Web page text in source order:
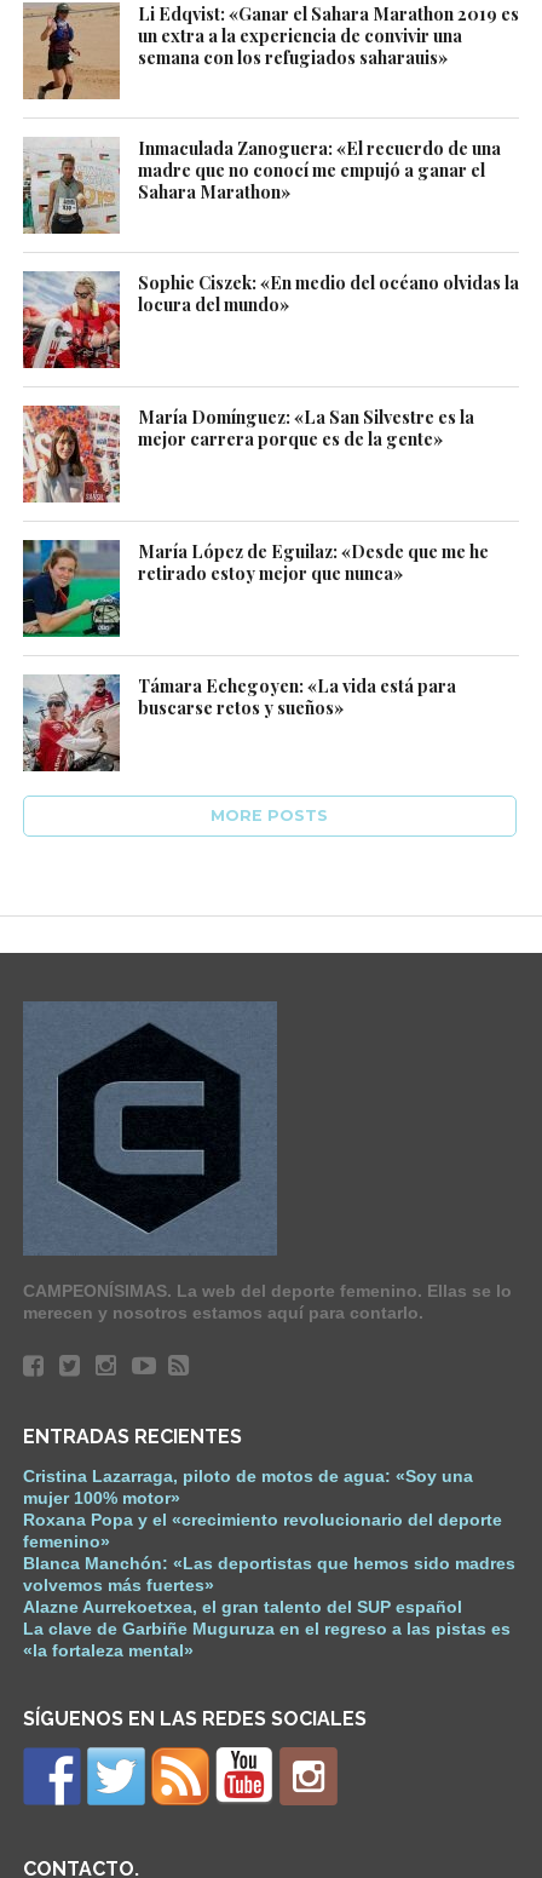
Li Edqvist: «Ganar el Sahara Marathon 2019 es
un extra a la experiencia de convivir una
semana con los refugiados saharauis»
Inmaculada Zanoguera: «El recuerdo de una
madre que no conocí me empujó a ganar el
Sahara Marathon»
Sophie Ciszek: «En medio del océano olvidas la
locura del mundo»
María Domínguez: «La San Silvestre es la
mejor carrera porque es de la gente»
María López de Eguilaz: «Desde que me he
retirado estoy mejor que nunca»
Támara Echegoyen: «La vida está para
buscarse retos y sueños»
MORE POSTS
CAMPEONÍSIMAS. La web del deporte femenino. Ellas se lo
merecen y nosotros estamos aquí para contarlo.
ENTRADAS RECIENTES
Cristina Lazarraga, piloto de motos de agua: «Soy una
mujer 100% motor»
Roxana Popa y el «crecimiento revolucionario del deporte
femenino»
Blanca Manchón: «Las deportistas que hemos sido madres
volvemos más fuertes»
Alazne Aurrekoetxea, el gran talento del SUP español
La clave de Garbiñe Muguruza en el regreso a las pistas es
«la fortaleza mental»
SÍGUENOS EN LAS REDES SOCIALES
CONTACTO.